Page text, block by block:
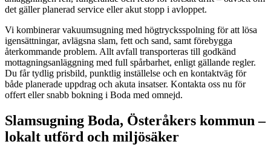
det gäller planerad service eller akut stopp i avloppet.
Vi kombinerar vakuumsugning med högtrycksspolning för att lösa
igensättningar, avlägsna slam, fett och sand, samt förebygga
återkommande problem. Allt avfall transporteras till godkänd
mottagningsanläggning med full spårbarhet, enligt gällande regler.
Du får tydlig prisbild, punktlig inställelse och en kontaktväg för
både planerade uppdrag och akuta insatser. Kontakta oss nu för
offert eller snabb bokning i Boda med omnejd.
Slamsugning Boda, Österåkers kommun –
lokalt utförd och miljösäker